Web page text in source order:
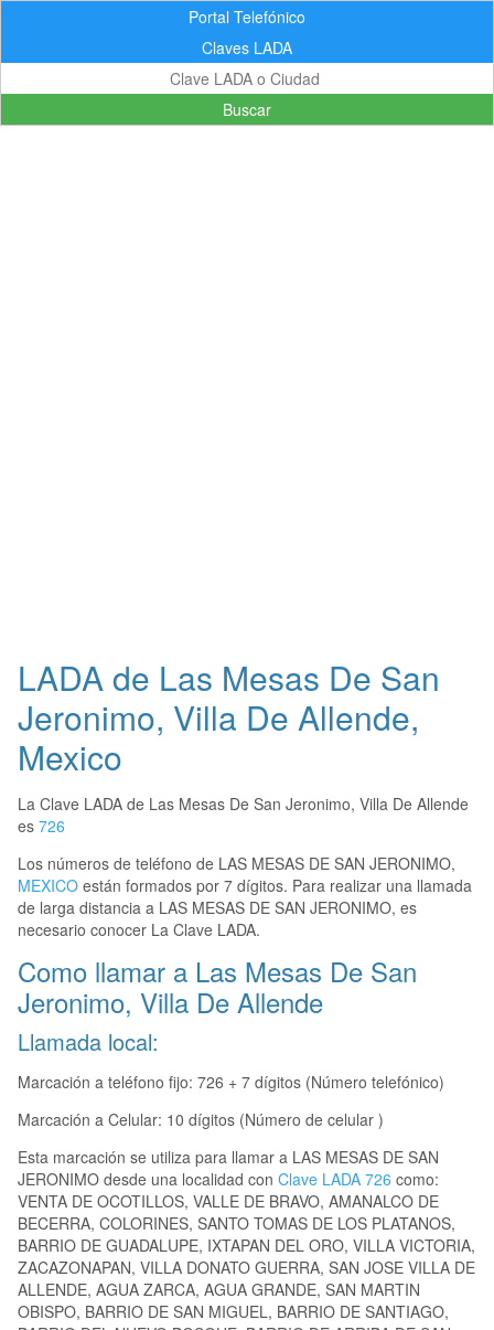
Portal Telefónico
Claves LADA
Buscar
LADA de Las Mesas De San
Jeronimo, Villa De Allende,
Mexico
La Clave LADA de Las Mesas De San Jeronimo, Villa De Allende
es 726
Los números de teléfono de LAS MESAS DE SAN JERONIMO,
MEXICO están formados por 7 dígitos. Para realizar una llamada
de larga distancia a LAS MESAS DE SAN JERONIMO, es
necesario conocer La Clave LADA.
Como llamar a Las Mesas De San
Jeronimo, Villa De Allende
Llamada local:
Marcación a teléfono fijo: 726 + 7 dígitos (Número telefónico)
Marcación a Celular: 10 dígitos (Número de celular )
Esta marcación se utiliza para llamar a LAS MESAS DE SAN
JERONIMO desde una localidad con Clave LADA 726 como:
VENTA DE OCOTILLOS, VALLE DE BRAVO, AMANALCO DE
BECERRA, COLORINES, SANTO TOMAS DE LOS PLATANOS,
BARRIO DE GUADALUPE, IXTAPAN DEL ORO, VILLA VICTORIA,
ZACAZONAPAN, VILLA DONATO GUERRA, SAN JOSE VILLA DE
ALLENDE, AGUA ZARCA, AGUA GRANDE, SAN MARTIN
OBISPO, BARRIO DE SAN MIGUEL, BARRIO DE SANTIAGO,